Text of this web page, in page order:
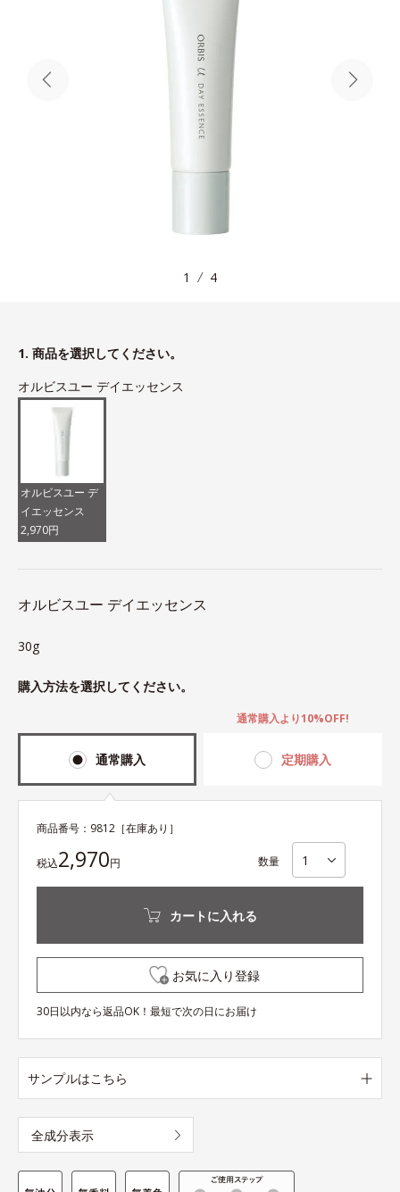
1 4
1. 商品を選択してください。
オルビスユー デイエッセンス
オルビスユー デ
イエッセンス
2,970円
オルビスユー デイエッセンス
30g
購入方法を選択してください。
通常購入 定期購入
通常購入より10%OFF!
商品番号： 9812 ［在庫あり］
税込2,970円 数量
カートに入れる
お気に入り登録
30日以内なら返品OK！最短で次の日にお届け
サンプルはこちら
全成分表示